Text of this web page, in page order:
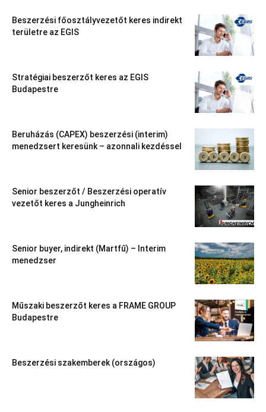
Beszerzési főosztályvezetőt keres indirekt
területre az EGIS
Stratégiai beszerzőt keres az EGIS
Budapestre
Beruházás (CAPEX) beszerzési (interim)
menedzsert keresünk – azonnali kezdéssel
Senior beszerzőt / Beszerzési operatív
vezetőt keres a Jungheinrich
Senior buyer, indirekt (Martfű) – Interim
menedzser
Műszaki beszerzőt keres a FRAME GROUP
Budapestre
Beszerzési szakemberek (országos)